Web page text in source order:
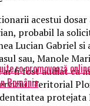
acestui
probabil la
Lucian Gabriel
sau, Manole
ar fi fost audiat ca
Teritorial
protejata
promovează
România